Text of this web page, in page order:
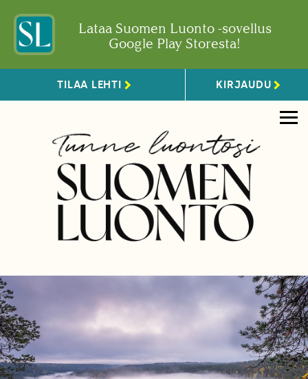
Lataa Suomen Luonto -sovellus
Google Play Storesta!
TILAA LEHTI KIRJAUDU